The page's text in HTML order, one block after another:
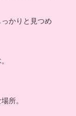
かりと見つめ
所。